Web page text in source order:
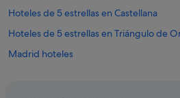
Hoteles de 5 estrellas en Castellana
Hoteles de 5 estrellas en Triángulo de
Madrid hoteles